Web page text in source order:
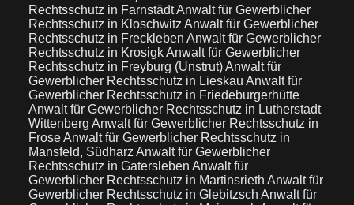
Rechtsschutz in FarnstädtAnwalt für Gewerblicher
Rechtsschutz in Kloschwitz Anwalt für Gewerblicher
Rechtsschutz in Freckleben Anwalt für Gewerblicher
Rechtsschutz in KrosigkAnwalt für Gewerblicher
Rechtsschutz in Freyburg (Unstrut)Anwalt für
Gewerblicher Rechtsschutz in Lieskau Anwalt für
Gewerblicher Rechtsschutz in Friedeburgerhütte
Anwalt für Gewerblicher Rechtsschutz in Lutherstadt
Wittenberg Anwalt für Gewerblicher Rechtsschutz in
FroseAnwalt für Gewerblicher Rechtsschutz in
Mansfeld, Südharz Anwalt für Gewerblicher
Rechtsschutz in Gatersleben Anwalt für
Gewerblicher Rechtsschutz in Martinsrieth Anwalt für
Gewerblicher Rechtsschutz in Glebitzsch Anwalt für